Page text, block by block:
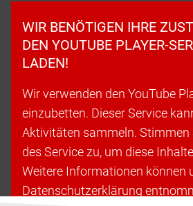
WIR BENÖTIGEN IHRE
DEN YOUTUBE PLAYER-
LADEN!
Wir verwenden den YouTube
einzubetten. Dieser Service
Aktivitäten sammeln. Stimmen
des Service zu, um diese
Weitere Informationen können
Datenschutzerklärung